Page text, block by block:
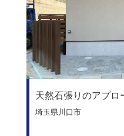
天然石張りのアプロ
埼玉県川口市